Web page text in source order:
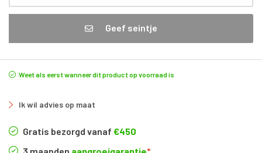
Geef seintje
Weet als eerst wanneer dit product op voorraad is
Ik wil advies op maat
Gratis bezorgd vanaf €450
3 maanden aangroeigarantie*